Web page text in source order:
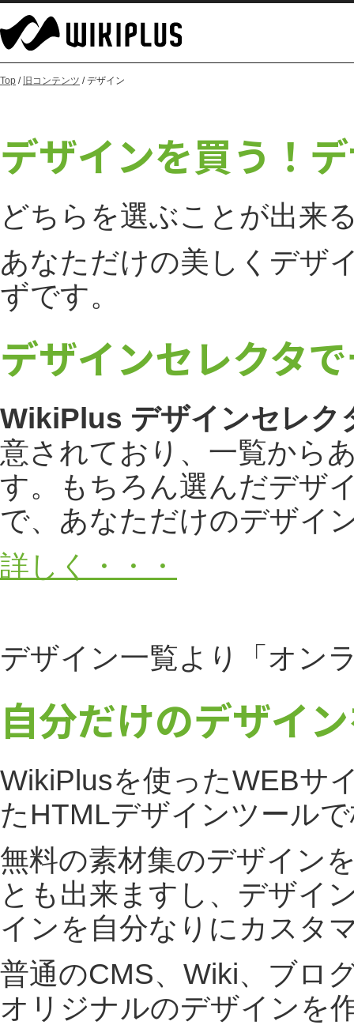
Top / 旧コンテンツ / デザイン
デザインを買う！
どちらを選ぶことが出来
あなただけの美しくデザ
ずです。
デザインセレクタ
WikiPlus デザインセレク
意されており、一覧から
す。もちろん選んだデザ
で、あなただけのデザイ
詳しく・・・
デザイン一覧より「オン
自分だけのデザイ
WikiPlusを使ったWEBサ
たHTMLデザインツール
無料の素材集のデザイン
とも出来ますし、デザイ
インを自分なりにカスタ
普通のCMS、Wiki、ブロ
オリジナルのデザインを